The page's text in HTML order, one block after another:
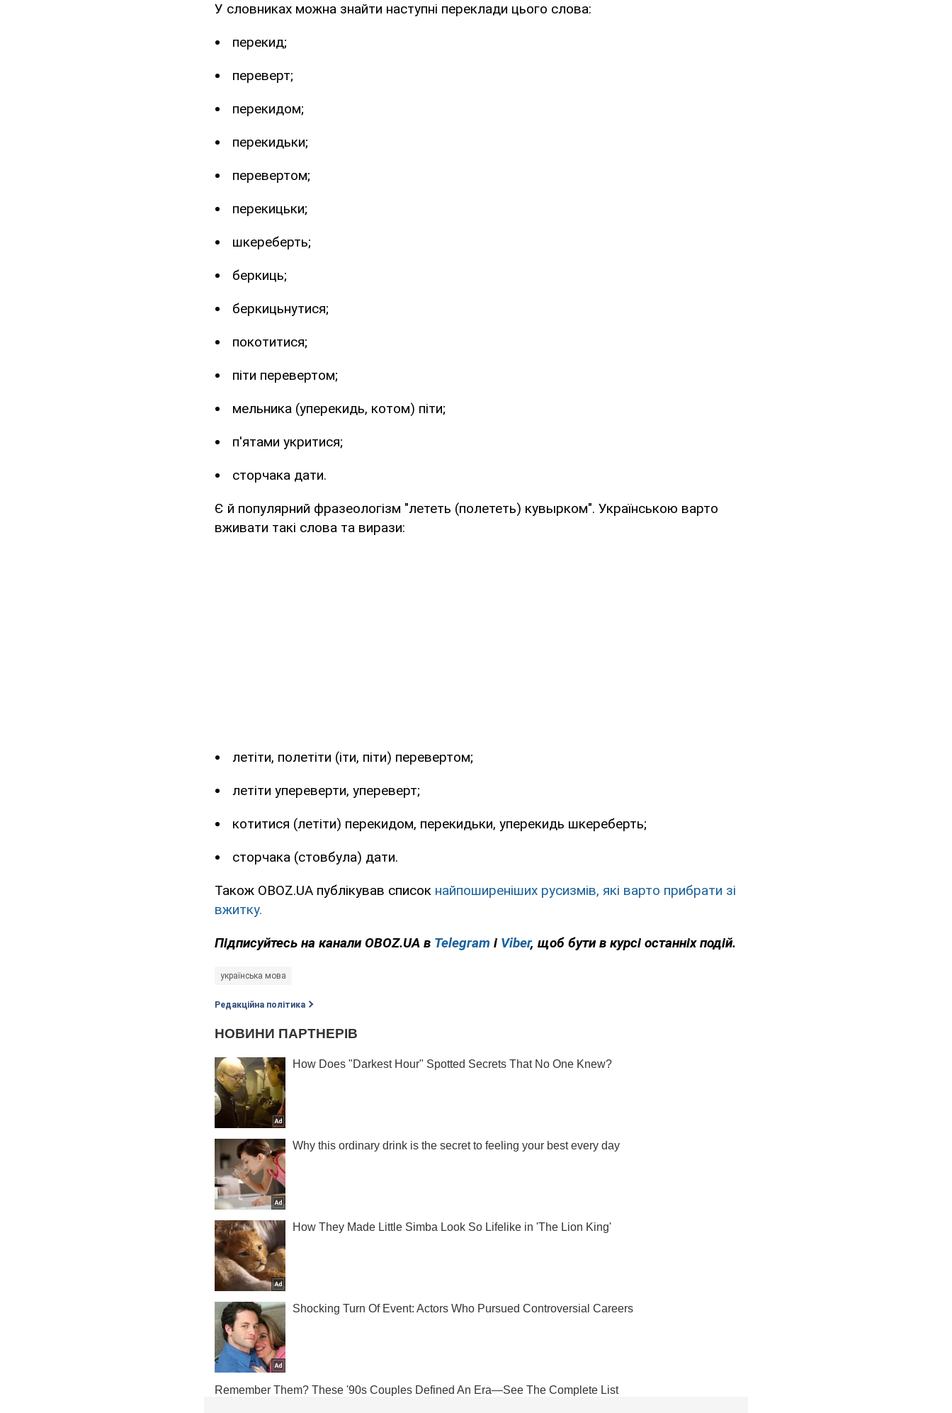
У словниках можна знайти наступні переклади цього слова:
перекид;
переверт;
перекидом;
перекидьки;
перевертом;
перекицьки;
шкереберть;
беркиць;
беркицьнутися;
покотитися;
піти перевертом;
мельника (уперекидь, котом) піти;
п'ятами укритися;
сторчака дати.
Є й популярний фразеологізм "лететь (полететь) кувырком". Українською варто
вживати такі слова та вирази:
летіти, полетіти (іти, піти) перевертом;
летіти упереверти, упереверт;
котитися (летіти) перекидом, перекидьки, уперекидь шкереберть;
сторчака (стовбула) дати.
Також OBOZ.UA публікував список найпоширеніших русизмів, які варто прибрати зі
вжитку.
Підписуйтесь на канали OBOZ.UA в Telegram і Viber, щоб бути в курсі останніх подій.
українська мова
Редакційна політика